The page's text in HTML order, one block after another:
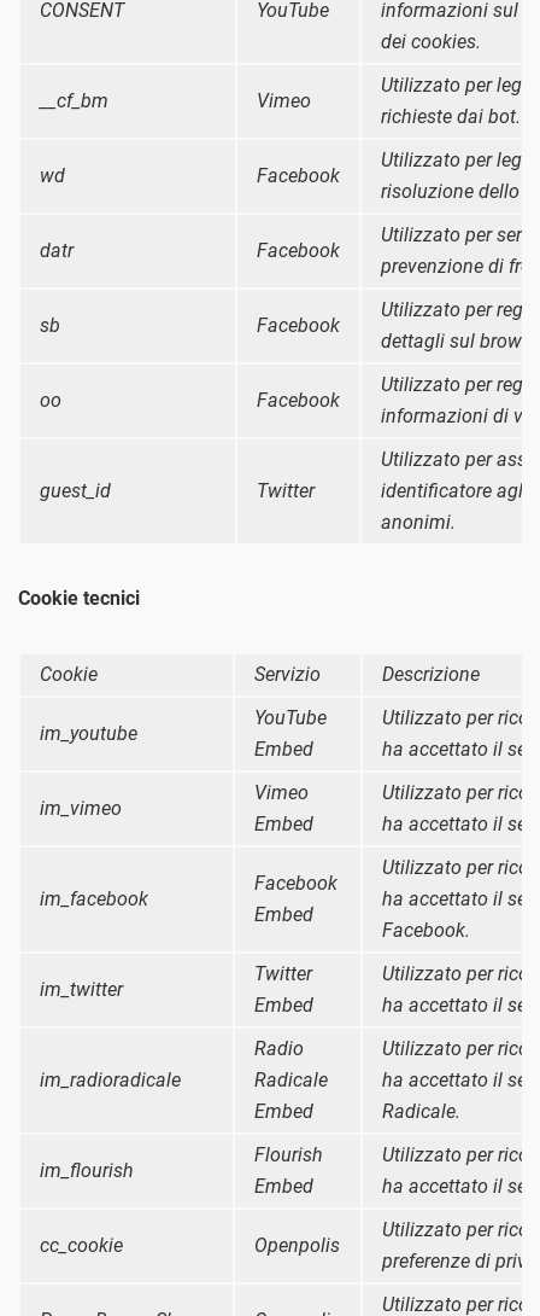
CONSENT YouTube
informazioni sul
dei cookies.
__cf_bm Vimeo
Utilizzato per
richieste dai bot.
wd Facebook
Utilizzato per
risoluzione dello
datr Facebook
Utilizzato per
prevenzione di
sb Facebook
Utilizzato per
dettagli sul
oo Facebook
Utilizzato per
informazioni di
guest_id Twitter
Utilizzato per
identificatore agli
anonimi.
Cookie tecnici
Cookie Servizio Descrizione
im_youtube
YouTube
Embed
Utilizzato per
ha accettato il
im_vimeo
Vimeo
Embed
Utilizzato per
ha accettato il
im_facebook
Facebook
Embed
Utilizzato per
ha accettato il
Facebook.
im_twitter
Twitter
Embed
Utilizzato per
ha accettato il
im_radioradicale
Radio
Radicale
Embed
Utilizzato per
ha accettato il
Radicale.
im_flourish
Flourish
Embed
Utilizzato per
ha accettato il
cc_cookie Openpolis
Utilizzato per
preferenze di
Utilizzato per